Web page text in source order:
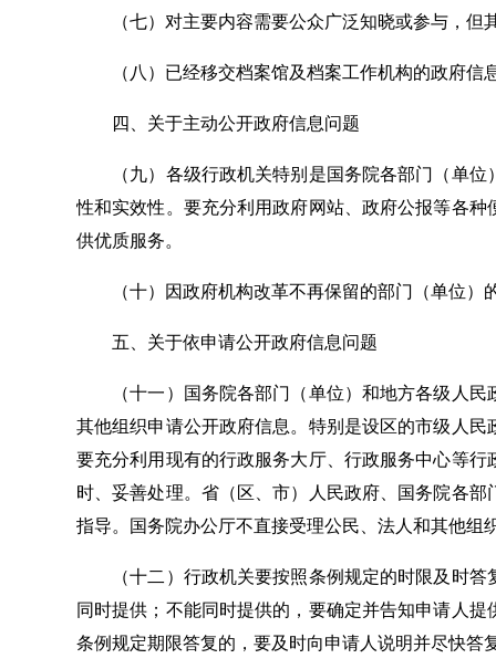
（七）对主要内容需要公众广泛知晓或参与，但
（八）已经移交档案馆及档案工作机构的政府信
四、关于主动公开政府信息问题
（九）各级行政机关特别是国务院各部门（单位
性和实效性。要充分利用政府网站、政府公报等各
供优质服务。
（十）因政府机构改革不再保留的部门（单位）
五、关于依申请公开政府信息问题
（十一）国务院各部门（单位）和地方各级人民
其他组织申请公开政府信息。特别是设区的市级人
要充分利用现有的行政服务大厅、行政服务中心等
时、妥善处理。省（区、市）人民政府、国务院各
指导。国务院办公厅不直接受理公民、法人和其他
（十二）行政机关要按照条例规定的时限及时答
同时提供；不能同时提供的，要确定并告知申请人
条例规定期限答复的，要及时向申请人说明并尽快答